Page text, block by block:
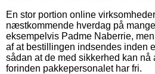
En stor portion online
næstkommende hverdag på
eksempelvis Padme Naberrie,
af at bestillingen indsendes inden
sådan at de med sikkerhed kan nå
forinden pakkepersonalet har fri.